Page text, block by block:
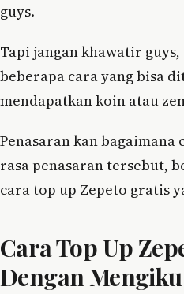
guys.
Tapi jangan khawatir
beberapa cara yang bisa
mendapatkan koin atau
Penasaran kan bagaimana
rasa penasaran tersebut,
cara top up Zepeto gratis
Cara Top Up
Dengan